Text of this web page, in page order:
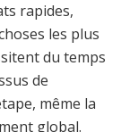
rapides,
les plus
du temps
de
même la
global.